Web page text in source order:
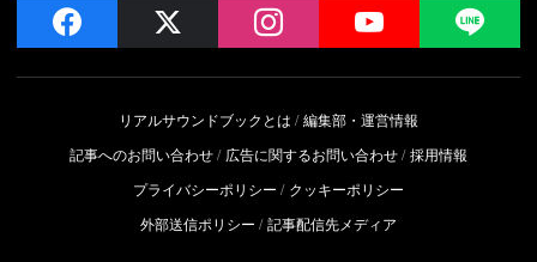
facebook instagram YouTube
リアルサウンドブックとは
編集部・運営情報
記事へのお問い合わせ
広告に関するお問い合わせ 採用情報
プライバシーポリシー
クッキーポリシー
外部送信ポリシー
記事配信先メディア